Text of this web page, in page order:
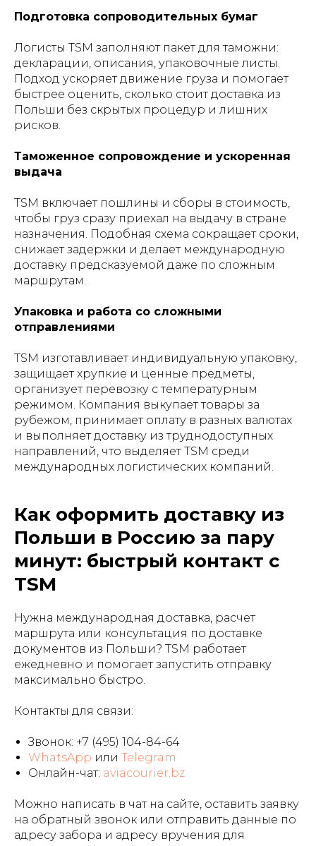
Подготовка сопроводительных бумаг
Логисты TSM заполняют пакет для таможни:
декларации, описания, упаковочные листы.
Подход ускоряет движение груза и помогает
быстрее оценить, сколько стоит доставка из
Польши без скрытых процедур и лишних
рисков.
Таможенное сопровождение и ускоренная
выдача
TSM включает пошлины и сборы в стоимость,
чтобы груз сразу приехал на выдачу в стране
назначения. Подобная схема сокращает сроки,
снижает задержки и делает международную
доставку предсказуемой даже по сложным
маршрутам.
Упаковка и работа со сложными
отправлениями
TSM изготавливает индивидуальную упаковку,
защищает хрупкие и ценные предметы,
организует перевозку с температурным
режимом. Компания выкупает товары за
рубежом, принимает оплату в разных валютах
и выполняет доставку из труднодоступных
направлений, что выделяет TSM среди
международных логистических компаний.
Как оформить доставку из
Польши в Россию за пару
минут: быстрый контакт с
TSM
Нужна международная доставка, расчет
маршрута или консультация по доставке
документов из Польши? TSM работает
ежедневно и помогает запустить отправку
максимально быстро.
Контакты для связи:
Звонок: +7 (495) 104-84-64
WhatsApp или Telegram
Онлайн-чат: aviacourier.bz
Можно написать в чат на сайте, оставить заявку
на обратный звонок или отправить данные по
адресу забора и адресу вручения для